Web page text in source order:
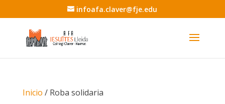
infoafa.claver@fje.edu
Inicio / Roba solidaria